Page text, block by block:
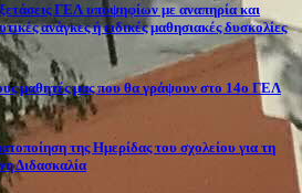
ΓΕΛ υποψηφίων με αναπηρία και
ανάγκες ή ειδικές μαθησιακές δυσκολίες
μαθητές μας που θα γράψουν στο 14ο ΓΕΛ
της Ημερίδας του σχολείου για τη
Διδασκαλία